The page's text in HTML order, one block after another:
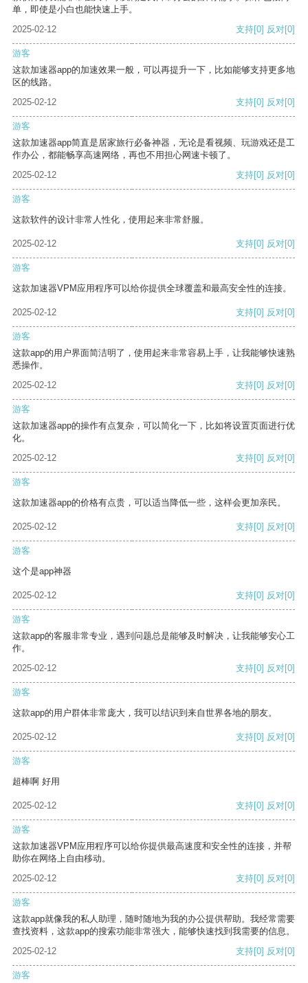
单，即使是小白也能快速上手。
2025-02-12
支持[0] 反对[0]
游客
这款加速器app的加速效果一般，可以再提升一下，比如能够支持更多地
区的线路。
2025-02-12
支持[0] 反对[0]
游客
这款加速器app简直是居家旅行必备神器，无论是看视频、玩游戏还是工
作办公，都能畅享高速网络，再也不用担心网速卡顿了。
2025-02-12
支持[0] 反对[0]
游客
这款软件的设计非常人性化，使用起来非常舒服。
2025-02-12 支持[0] 反对[0]
游客
这款加速器VPM应用程序可以给你提供全球覆盖和最高安全性的连接。
2025-02-12 支持[0] 反对[0]
游客
这款app的用户界面简洁明了，使用起来非常容易上手，让我能够快速熟
悉操作。
2025-02-12
支持[0] 反对[0]
游客
这款加速器app的操作有点复杂，可以简化一下，比如将设置页面进行优
化。
2025-02-12
支持[0] 反对[0]
游客
这款加速器app的价格有点贵，可以适当降低一些，这样会更加亲民。
2025-02-12 支持[0] 反对[0]
游客
这个是app神器
2025-02-12 支持[0] 反对[0]
游客
这款app的客服非常专业，遇到问题总是能够及时解决，让我能够安心工
作。
2025-02-12
支持[0] 反对[0]
游客
这款app的用户群体非常庞大，我可以结识到来自世界各地的朋友。
2025-02-12 支持[0] 反对[0]
游客
超棒啊 好用
2025-02-12 支持[0] 反对[0]
游客
这款加速器VPM应用程序可以给你提供最高速度和安全性的连接，并帮
助你在网络上自由移动。
2025-02-12
支持[0] 反对[0]
游客
这款app就像我的私人助理，随时随地为我的办公提供帮助。我经常需要
查找资料，这款app的搜索功能非常强大，能够快速找到我需要的信息。
2025-02-12
支持[0] 反对[0]
游客